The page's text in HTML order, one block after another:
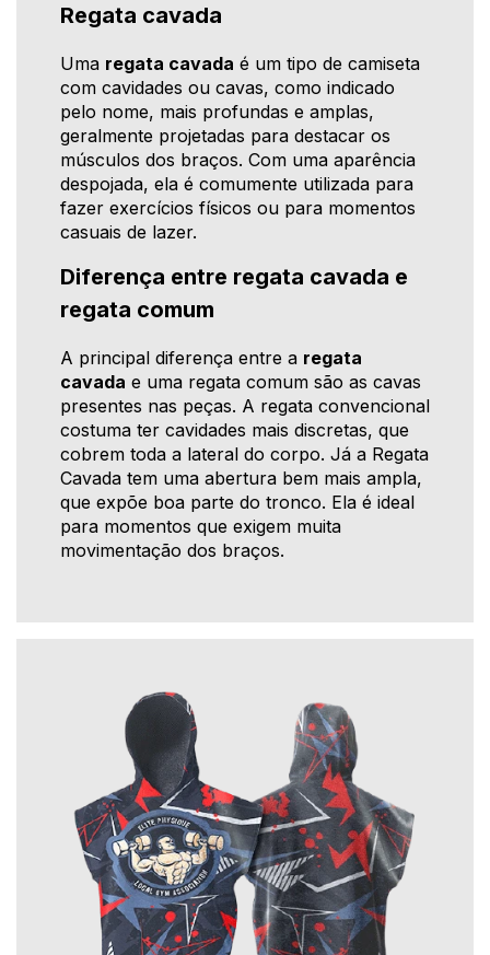
Regata cavada
Uma regata cavada é um tipo de camiseta
com cavidades ou cavas, como indicado
pelo nome, mais profundas e amplas,
geralmente projetadas para destacar os
músculos dos braços. Com uma aparência
despojada, ela é comumente utilizada para
fazer exercícios físicos ou para momentos
casuais de lazer.
Diferença entre regata cavada e
regata comum
A principal diferença entre a regata
cavada e uma regata comum são as cavas
presentes nas peças. A regata convencional
costuma ter cavidades mais discretas, que
cobrem toda a lateral do corpo. Já a Regata
Cavada tem uma abertura bem mais ampla,
que expõe boa parte do tronco. Ela é ideal
para momentos que exigem muita
movimentação dos braços.